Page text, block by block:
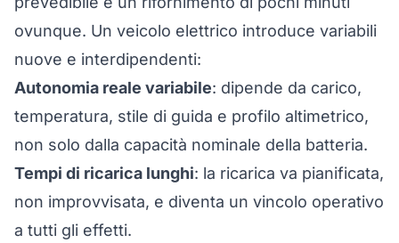
ovunque. Un veicolo elettrico introduce variabili
nuove e interdipendenti:
Autonomia reale variabile: dipende da carico,
temperatura, stile di guida e profilo altimetrico,
non solo dalla capacità nominale della batteria.
Tempi di ricarica lunghi: la ricarica va pianificata,
non improvvisata, e diventa un vincolo operativo
a tutti gli effetti.